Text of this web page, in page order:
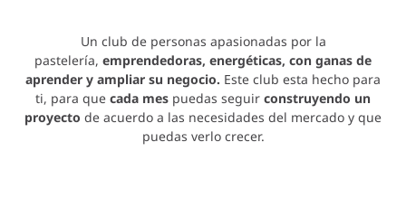
Un club de personas apasionadas por la
pastelería, emprendedoras, energéticas, con ganas de
aprender y ampliar su negocio. Este club esta hecho para
ti, para que cada mes puedas seguir construyendo un
proyecto de acuerdo a las necesidades del mercado y que
puedas verlo crecer.